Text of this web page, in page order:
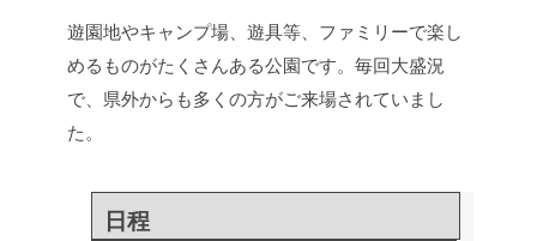
遊園地やキャンプ場、遊具等、ファミリーで楽し
めるものがたくさんある公園です。毎回大盛況
で、県外からも多くの方がご来場されていまし
た。
日程